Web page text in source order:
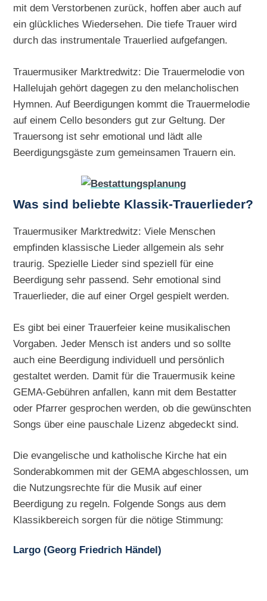
mit dem Verstorbenen zurück, hoffen aber auch auf
ein glückliches Wiedersehen. Die tiefe Trauer wird
durch das instrumentale Trauerlied aufgefangen.
Trauermusiker Marktredwitz: Die Trauermelodie von
Hallelujah gehört dagegen zu den melancholischen
Hymnen. Auf Beerdigungen kommt die Trauermelodie
auf einem Cello besonders gut zur Geltung. Der
Trauersong ist sehr emotional und lädt alle
Beerdigungsgäste zum gemeinsamen Trauern ein.
Was sind beliebte Klassik-Trauerlieder?
Trauermusiker Marktredwitz: Viele Menschen
empfinden klassische Lieder allgemein als sehr
traurig. Spezielle Lieder sind speziell für eine
Beerdigung sehr passend. Sehr emotional sind
Trauerlieder, die auf einer Orgel gespielt werden.
Es gibt bei einer Trauerfeier keine musikalischen
Vorgaben. Jeder Mensch ist anders und so sollte
auch eine Beerdigung individuell und persönlich
gestaltet werden. Damit für die Trauermusik keine
GEMA-Gebühren anfallen, kann mit dem Bestatter
oder Pfarrer gesprochen werden, ob die gewünschten
Songs über eine pauschale Lizenz abgedeckt sind.
Die evangelische und katholische Kirche hat ein
Sonderabkommen mit der GEMA abgeschlossen, um
die Nutzungsrechte für die Musik auf einer
Beerdigung zu regeln. Folgende Songs aus dem
Klassikbereich sorgen für die nötige Stimmung:
Largo (Georg Friedrich Händel)